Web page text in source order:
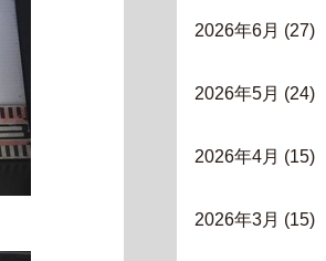
2026年6月 (27)
2026年5月 (24)
2026年4月 (15)
2026年3月 (15)